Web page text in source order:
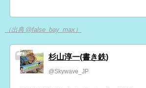
（出典 @false_bay_max）
杉山淳一(書き鉄)
@Skywave_JP